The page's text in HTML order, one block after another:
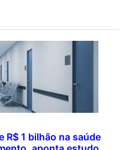
R$ 1 bilhão na saúde